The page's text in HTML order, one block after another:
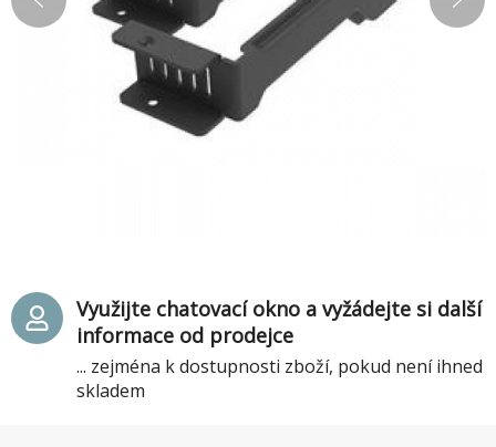
Využijte chatovací okno a vyžádejte si další
informace od prodejce
... zejména k dostupnosti zboží, pokud není ihned
skladem